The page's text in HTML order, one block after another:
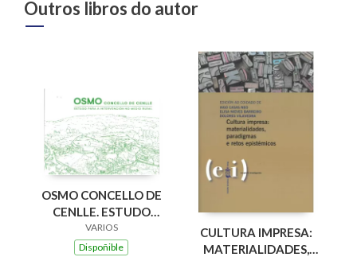
Outros libros do autor
OSMO CONCELLO DE
CENLLE. ESTUDO
PARA A
INTERVENCION NO
VARIOS
Dispoñible
CULTURA IMPRESA:
MATERIALIDADES,